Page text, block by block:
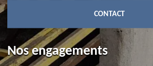
CONTACT
Nos engagements